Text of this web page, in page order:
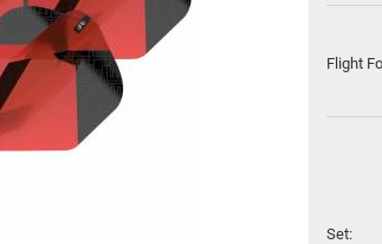
Flight Marke "Cosmo Fit
Flight"
Sonderformen
Flight Großpackungen
Flight Marke "8 Flight"
L-Style Flights
L-Style Accessoires
Flight
Set: